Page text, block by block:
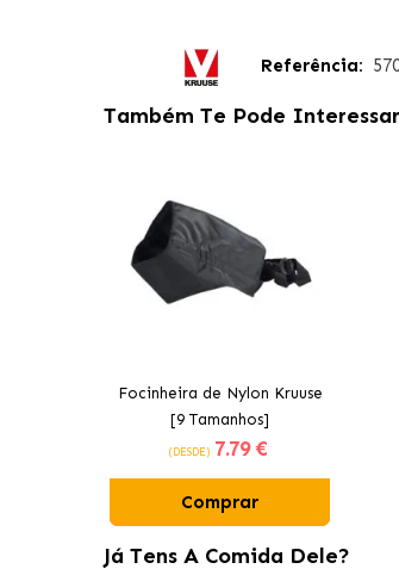
Referência:
Também Te Pode Interessar
Focinheira de Nylon Kruuse
[9 Tamanhos]
(DESDE) 7.79 €
Comprar
Já Tens A Comida Dele?